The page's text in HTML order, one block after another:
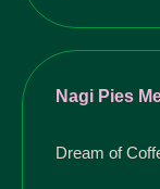
Nagi Pies
Dream of